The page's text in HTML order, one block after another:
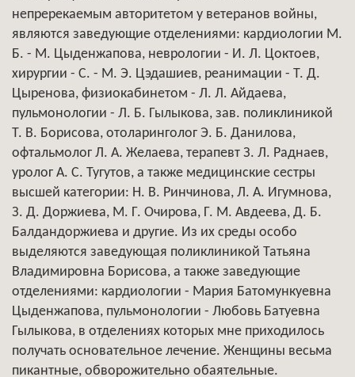
непререкаемым авторитетом у ветеранов войны,
являются заведующие отделениями: кардиологии М.
Б. - М. Цыденжапова, неврологии - И. Л. Цоктоев,
хирургии - С. - М. Э. Цэдашиев, реанимации - Т. Д.
Цыренова, физиокабинетом - Л. Л. Айдаева,
пульмонологии - Л. Б. Гылыкова, зав. поликлиникой
Т. В. Борисова, отоларинголог Э. Б. Данилова,
офтальмолог Л. А. Желаева, терапевт З. Л. Раднаев,
уролог А. С. Тугутов, а также медицинские сестры
высшей категории: Н. В. Ринчинова, Л. А. Игумнова,
З. Д. Доржиева, М. Г. Очирова, Г. М. Авдеева, Д. Б.
Балдандоржиева и другие. Из их среды особо
выделяются заведующая поликлиникой Татьяна
Владимировна Борисова, а также заведующие
отделениями: кардиологии - Мария Батомункуевна
Цыденжапова, пульмонологии - Любовь Батуевна
Гылыкова, в отделениях которых мне приходилось
получать основательное лечение. Женщины весьма
пикантные, обворожительно обаятельные.